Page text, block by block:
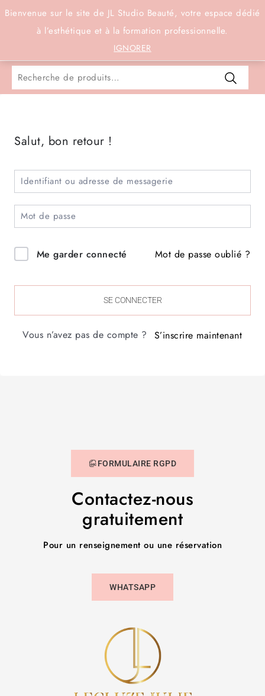
Bienvenue sur le site de JL Studio Beauté, votre espace dédié
à l’esthétique et à la formation professionnelle.
IGNORER
Connexion
Salut, bon retour !
Me garder connecté Mot de passe oublié ?
SE CONNECTER
Vous n’avez pas de compte ? S’inscrire maintenant
FORMULAIRE RGPD
Contactez-nous
gratuitement
Pour un renseignement ou une réservation
WHATSAPP